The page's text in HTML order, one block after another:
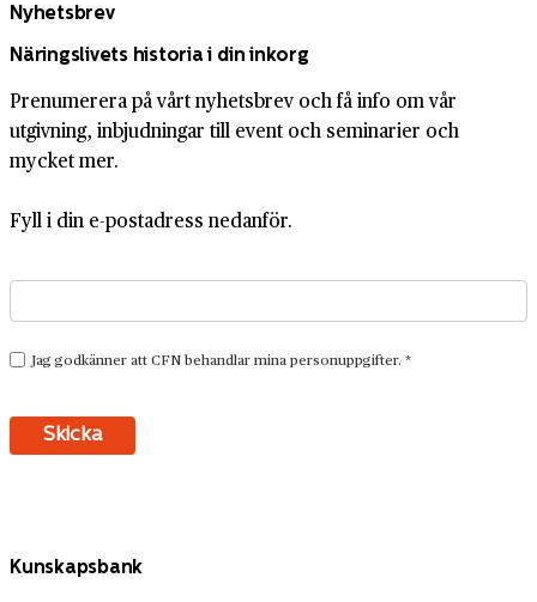
Nyhetsbrev
Näringslivets historia i din inkorg
Prenumerera på vårt nyhetsbrev och få info om vår
utgivning, inbjudningar till event och seminarier och
mycket mer.
Fyll i din e-postadress nedanför.
Kunskapsbank